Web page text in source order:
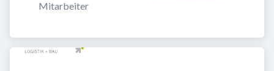
Mitarbeiter